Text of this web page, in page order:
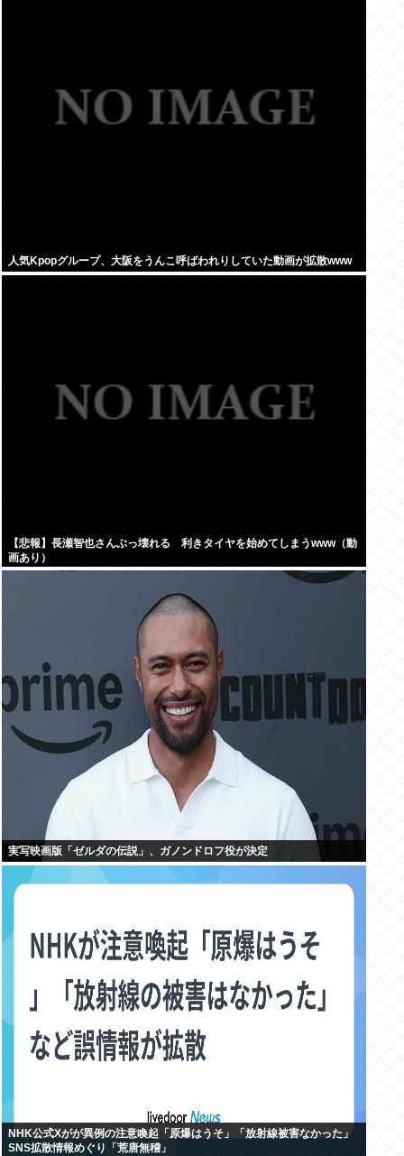
人気Kpopグループ、大阪をうんこ呼ばわれりしていた動画が拡散www
【悲報】長瀬智也さんぶっ壊れる 利きタイヤを始めてしまうwww（動
画あり）
実写映画版「ゼルダの伝説」、ガノンドロフ役が決定
NHK公式Xがが異例の注意喚起「原爆はうそ」「放射線被害なかった」
SNS拡散情報めぐり「荒唐無稽」